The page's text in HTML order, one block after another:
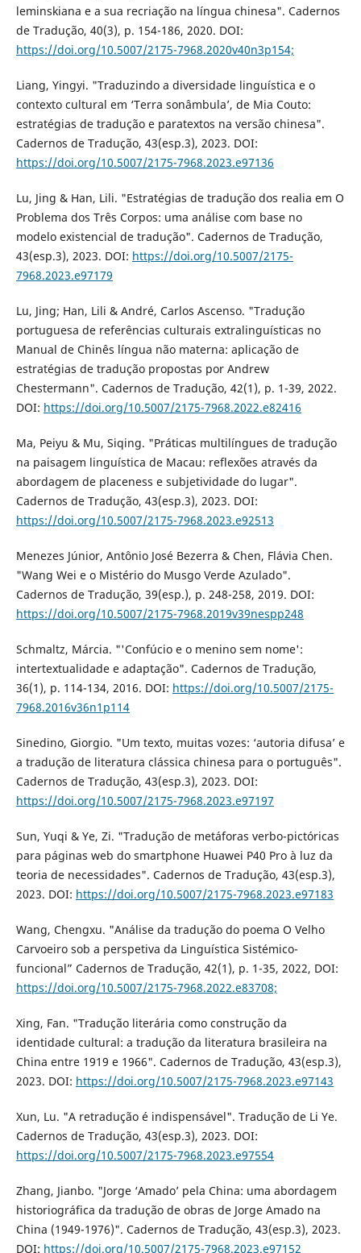
leminskiana e a sua recriação na língua chinesa". Cadernos
de Tradução, 40(3), p. 154-186, 2020. DOI:
https://doi.org/10.5007/2175-7968.2020v40n3p154;
Liang, Yingyi. "Traduzindo a diversidade linguística e o
contexto cultural em ‘Terra sonâmbula’, de Mia Couto:
estratégias de tradução e paratextos na versão chinesa".
Cadernos de Tradução, 43(esp.3), 2023. DOI:
https://doi.org/10.5007/2175-7968.2023.e97136
Lu, Jing & Han, Lili. "Estratégias de tradução dos realia em O
Problema dos Três Corpos: uma análise com base no
modelo existencial de tradução". Cadernos de Tradução,
43(esp.3), 2023. DOI: https://doi.org/10.5007/2175-
7968.2023.e97179
Lu, Jing; Han, Lili & André, Carlos Ascenso. "Tradução
portuguesa de referências culturais extralinguísticas no
Manual de Chinês língua não materna: aplicação de
estratégias de tradução propostas por Andrew
Chestermann". Cadernos de Tradução, 42(1), p. 1-39, 2022.
DOI: https://doi.org/10.5007/2175-7968.2022.e82416
Ma, Peiyu & Mu, Siqing. "Práticas multilíngues de tradução
na paisagem linguística de Macau: reflexões através da
abordagem de placeness e subjetividade do lugar".
Cadernos de Tradução, 43(esp.3), 2023. DOI:
https://doi.org/10.5007/2175-7968.2023.e92513
Menezes Júnior, Antônio José Bezerra & Chen, Flávia Chen.
"Wang Wei e o Mistério do Musgo Verde Azulado".
Cadernos de Tradução, 39(esp.), p. 248-258, 2019. DOI:
https://doi.org/10.5007/2175-7968.2019v39nespp248
Schmaltz, Márcia. "'Confúcio e o menino sem nome':
intertextualidade e adaptação". Cadernos de Tradução,
36(1), p. 114-134, 2016. DOI: https://doi.org/10.5007/2175-
7968.2016v36n1p114
Sinedino, Giorgio. "Um texto, muitas vozes: ‘autoria difusa’ e
a tradução de literatura clássica chinesa para o português".
Cadernos de Tradução, 43(esp.3), 2023. DOI:
https://doi.org/10.5007/2175-7968.2023.e97197
Sun, Yuqi & Ye, Zi. "Tradução de metáforas verbo-pictóricas
para páginas web do smartphone Huawei P40 Pro à luz da
teoria de necessidades". Cadernos de Tradução, 43(esp.3),
2023. DOI: https://doi.org/10.5007/2175-7968.2023.e97183
Wang, Chengxu. "Análise da tradução do poema O Velho
Carvoeiro sob a perspetiva da Linguística Sistémico-
funcional” Cadernos de Tradução, 42(1), p. 1-35, 2022, DOI:
https://doi.org/10.5007/2175-7968.2022.e83708;
Xing, Fan. "Tradução literária como construção da
identidade cultural: a tradução da literatura brasileira na
China entre 1919 e 1966". Cadernos de Tradução, 43(esp.3),
2023. DOI: https://doi.org/10.5007/2175-7968.2023.e97143
Xun, Lu. "A retradução é indispensável". Tradução de Li Ye.
Cadernos de Tradução, 43(esp.3), 2023. DOI:
https://doi.org/10.5007/2175-7968.2023.e97554
Zhang, Jianbo. "Jorge ‘Amado’ pela China: uma abordagem
historiográfica da tradução de obras de Jorge Amado na
China (1949-1976)". Cadernos de Tradução, 43(esp.3), 2023.
DOI: https://doi.org/10.5007/2175-7968.2023.e97152